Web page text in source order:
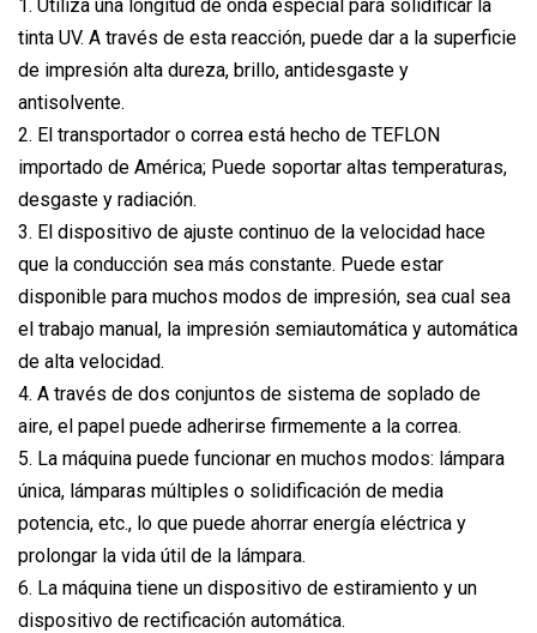
1. Utiliza una longitud de onda especial para solidificar la
tinta UV. A través de esta reacción, puede dar a la superficie
de impresión alta dureza, brillo, antidesgaste y
antisolvente.
2. El transportador o correa está hecho de TEFLON
importado de América; Puede soportar altas temperaturas,
desgaste y radiación.
3. El dispositivo de ajuste continuo de la velocidad hace
que la conducción sea más constante. Puede estar
disponible para muchos modos de impresión, sea cual sea
el trabajo manual, la impresión semiautomática y automática
de alta velocidad.
4. A través de dos conjuntos de sistema de soplado de
aire, el papel puede adherirse firmemente a la correa.
5. La máquina puede funcionar en muchos modos: lámpara
única, lámparas múltiples o solidificación de media
potencia, etc., lo que puede ahorrar energía eléctrica y
prolongar la vida útil de la lámpara.
6. La máquina tiene un dispositivo de estiramiento y un
dispositivo de rectificación automática.